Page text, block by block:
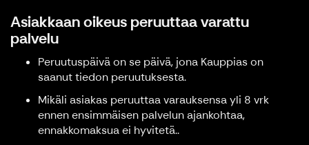
Asiakkaan oikeus peruuttaa varattu
palvelu
Peruutuspäivä on se päivä, jona Kauppias on
saanut tiedon peruutuksesta.
Mikäli asiakas peruuttaa varauksensa yli 8 vrk
ennen ensimmäisen palvelun ajankohtaa,
ennakkomaksua ei hyvitetä..